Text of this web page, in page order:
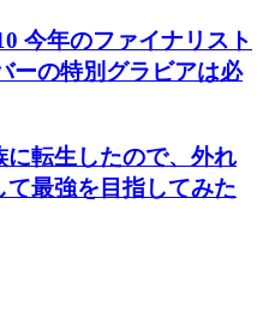
今年のファイナリスト
ーの特別グラビアは必
転生したので、外れ
最強を目指してみた